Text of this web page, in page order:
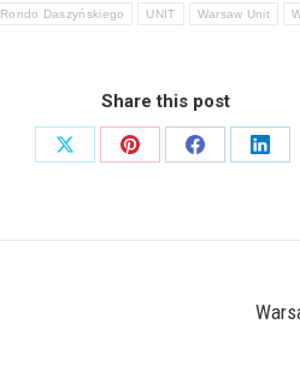
Rondo Daszyńskiego UNIT Warsaw Unit
Share this post
Share
Share
Share
Share
Następny